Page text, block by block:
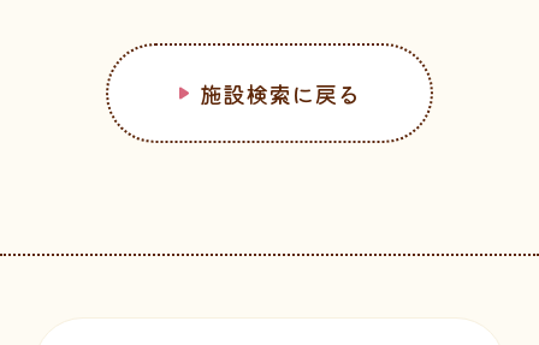
施設検索に戻る